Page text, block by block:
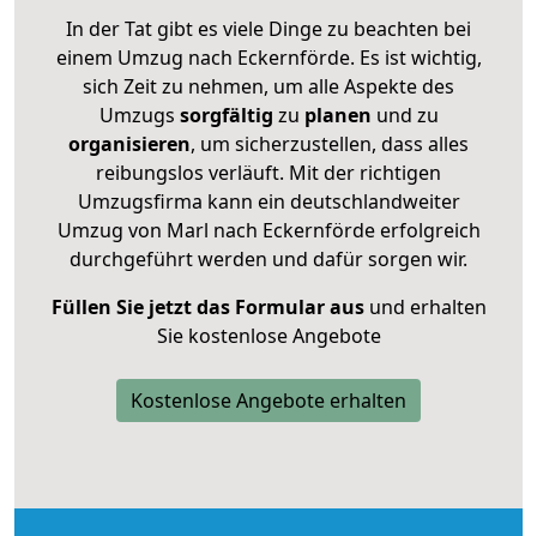
In der Tat gibt es viele Dinge zu beachten bei
einem Umzug nach Eckernförde. Es ist wichtig,
sich Zeit zu nehmen, um alle Aspekte des
Umzugs sorgfältig zu planen und zu
organisieren, um sicherzustellen, dass alles
reibungslos verläuft. Mit der richtigen
Umzugsfirma kann ein deutschlandweiter
Umzug von Marl nach Eckernförde erfolgreich
durchgeführt werden und dafür sorgen wir.
Füllen Sie jetzt das Formular ausund erhalten
Sie kostenlose Angebote
Kostenlose Angebote erhalten